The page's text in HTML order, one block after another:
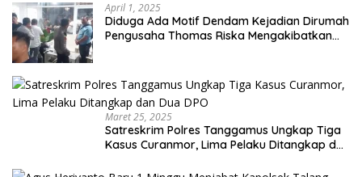
April 1, 2025
Diduga Ada Motif Dendam Kejadian Dirumah
Pengusaha Thomas Riska Mengakibatkan
Maret 25, 2025
Satreskrim Polres Tanggamus Ungkap Tiga
Kasus Curanmor, Lima Pelaku Ditangkap dan